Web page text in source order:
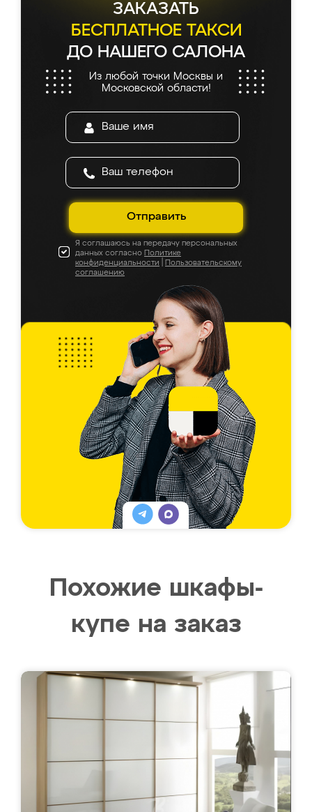
ЗАКАЗАТЬ
БЕСПЛАТНОЕ ТАКСИ
ДО НАШЕГО САЛОНА
Из любой точки Москвы и
Московской области!
Отправить
Я соглашаюсь на передачу персональных
данных согласно Политике
конфиденциальности
Пользовательскому
соглашению
Похожие шкафы-
купе на заказ